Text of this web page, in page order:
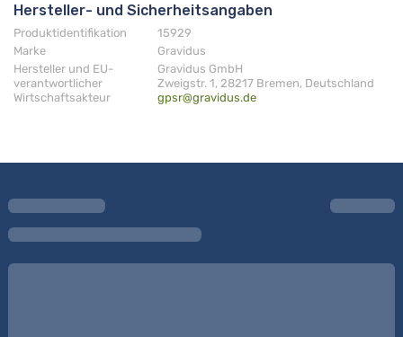
Hersteller- und Sicherheitsangaben
Produktidentifikation
15929
Marke
Gravidus
Hersteller und EU-
verantwortlicher
Wirtschaftsakteur
Gravidus GmbH
Zweigstr. 1, 28217 Bremen, Deutschland
gpsr@gravidus.de